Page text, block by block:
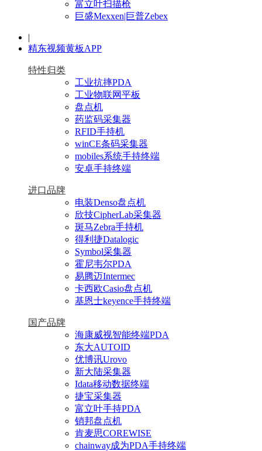
富立叶扫描枪
巨盛Mexxen|巨普Zebex
|
精东视频黄板APP
特性归类
工业抗摔PDA
工业物联网平板
盘点机
药监码采集器
RFID手持机
winCE条码采集器
mobiles系统手持终端
安卓手持终端
进口品牌
电装Denso盘点机
欣技CipherLab采集器
斑马Zebra手持机
得利捷Datalogic
Symbol采集器
霍尼韦尔PDA
易腾迈Intermec
卡西欧Casio盘点机
基恩士keyence手持终端
国产品牌
海康威视智能终端PDA
东大AUTOID
优博讯Urovo
新大陆采集器
Idata移动数据终端
捷宝采集器
富立叶手持PDA
销邦盘点机
肯麦思COREWISE
chainway成为PDA手持终端